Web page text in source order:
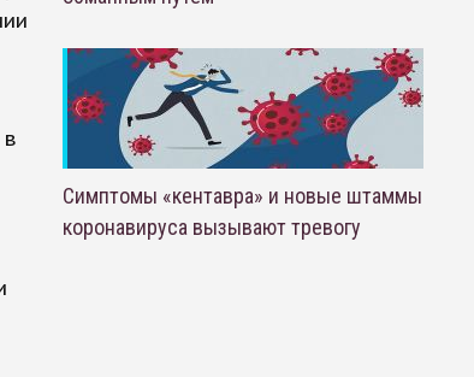
Симптомы «кентавра» и новые штаммы
коронавируса вызывают тревогу